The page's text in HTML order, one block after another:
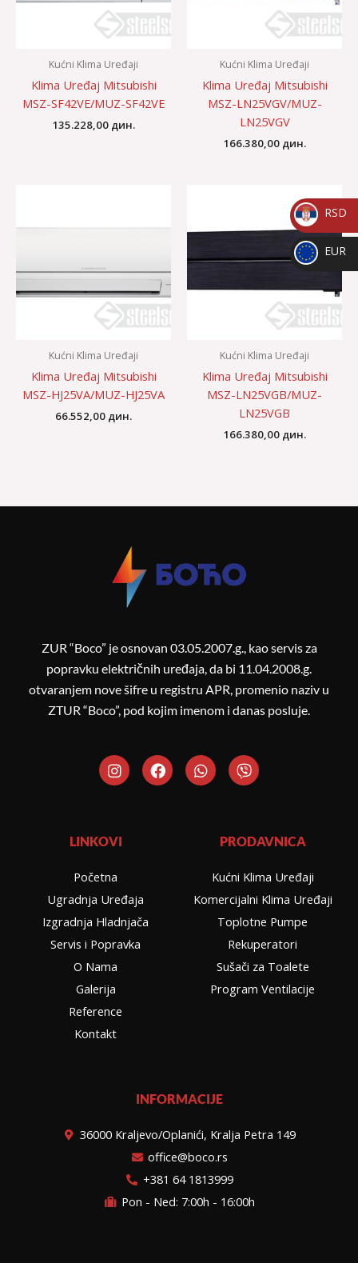
Kućni Klima Uređaji
Klima Uređaj Mitsubishi
MSZ-SF42VE/MUZ-SF42VE
135.228,00 дин.
Kućni Klima Uređaji
Klima Uređaj Mitsubishi
MSZ-LN25VGV/MUZ-
LN25VGV
166.380,00 дин.
Kućni Klima Uređaji
Klima Uređaj Mitsubishi
MSZ-HJ25VA/MUZ-HJ25VA
66.552,00 дин.
Kućni Klima Uređaji
Klima Uređaj Mitsubishi
MSZ-LN25VGB/MUZ-
LN25VGB
166.380,00 дин.
ZUR “Boco” je osnovan 03.05.2007.g., kao servis za
popravku električnih uređaja, da bi 11.04.2008.g.
otvaranjem nove šifre u registru APR, promenio naziv u
ZTUR “Boco”, pod kojim imenom i danas posluje.
I
n
s
g
r
m
F
a
c
W
h
a
V
i
b
LINKOVI
Početna
Ugradnja Uređaja
Izgradnja Hladnjača
Servis i Popravka
O Nama
Galerija
Reference
Kontakt
PRODAVNICA
Kućni Klima Uređaji
Komercijalni Klima Uređaji
Toplotne Pumpe
Rekuperatori
Sušači za Toalete
Program Ventilacije
INFORMACIJE
36000 Kraljevo/Oplanići, Kralja Petra 149
office@boco.rs
+381 64 1813999
Pon - Ned: 7:00h - 16:00h
_
RSD
RSD
EUR
EUR